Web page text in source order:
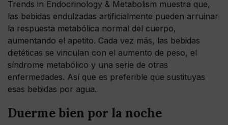
Trends in Endocrinology & Metabolism muestra que,
las bebidas endulzadas artificialmente pueden arruinar
la respuesta metabólica normal del cuerpo,
aumentando el apetito. Cada vez más, las bebidas
dietéticas se vinculan con el aumento de peso, el
síndrome metabólico y una serie de otras
enfermedades. Así que es preferible que sustituyas
esas bebidas por agua.
Duerme bien por la noche